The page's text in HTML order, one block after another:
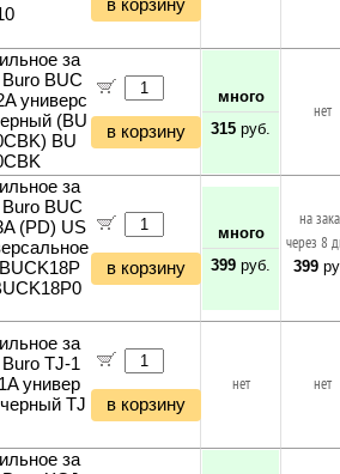
в корзину
за
BUC
универс
(BU
BU
в корзину
много
315 руб.
нет
за
BUC
(PD) US
в корзину
много
399 руб.
на
через 8
399
за
TJ-1
универ
TJ
в корзину
нет нет
за